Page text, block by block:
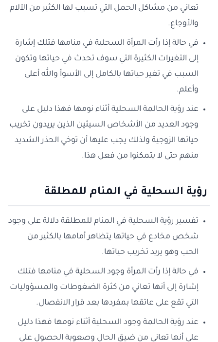
تعاني من مشاكل الحمل التي تسبب لها الكثير من الآلام
والأوجاع.
في حالة إذا رأت المرأة السحلية في منامها فتلك إشارة
إلى التغيرات الكثيرة التي سوف تحدث في حياتها وتكون
السبب في تغير حياتها بالكامل إلى الأسوأ والله أعلى
وأعلم.
عند رؤية الحالمة السحلية أثناء نومها فهذا دليل على
وجود العديد من الأشخاص السيئين الذين يريدون تخريب
حياتها الزوجية ولذلك يجب عليها أن توخي الحذر الشديد
منهم حتى لا يتمكنوا من فعل هذا.
رؤية السحلية في المنام للمطلقة
تفسير رؤية السحلية في المنام للمطلقة دلالة على وجود
شخص مخادع في حياتها يتظاهر أمامها بالكثير من
الحب وهو يريد تخريب حياتها.
في حالة إذا رأت المرأة وجود السحلية في منامها فتلك
إشارة إلى أنها تعاني من كثرة الضغوطات والمسؤوليات
التي تقع على عاتقها بمفردها بعد قرار الانفصال.
عند رؤية الحالمة وجود السحلية أثناء نومها فهذا دليل
على أنها تعاني من ضيق الحال وصعوبة الحصول على